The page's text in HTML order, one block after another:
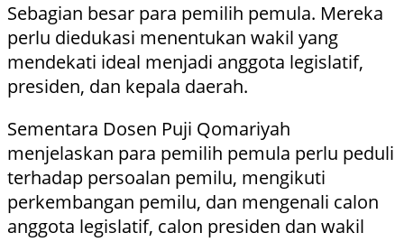
Sebagian besar para pemilih pemula. Mereka
perlu diedukasi menentukan wakil yang
mendekati ideal menjadi anggota legislatif,
presiden, dan kepala daerah.
Sementara Dosen Puji Qomariyah
menjelaskan para pemilih pemula perlu peduli
terhadap persoalan pemilu, mengikuti
perkembangan pemilu, dan mengenali calon
anggota legislatif, calon presiden dan wakil